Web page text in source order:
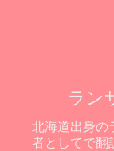
ラン
北海道出身の
者としてで翻